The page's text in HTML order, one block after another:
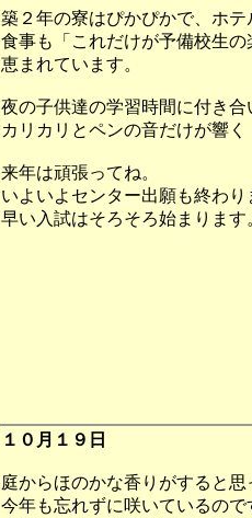
築２年の寮はぴかぴかで、ホテ
食事も「これだけが予備校生
恵まれています。
夜の子供達の学習時間に付き合
カリカリとペンの音だけが響
来年は頑張ってね。
いよいよセンター出願も終わり
早い入試はそろそろ始まります
１０月１９日
庭からほのかな香りがすると思
今年も忘れずに咲いているので